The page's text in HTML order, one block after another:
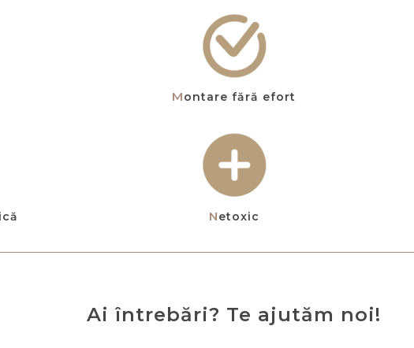
Montare fără efort
Netoxic
Ai întrebări? Te ajutăm noi!